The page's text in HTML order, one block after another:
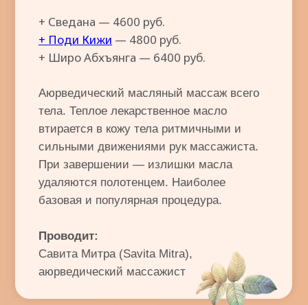
масляного массажа — это бесценная
польза не только для физического, но и
тонкого тела, что подтверждают
традиционные аюрведические тексты.
оздоравливает все системы органов,
прорабатывает разные группы мышц,
расслабляет тело, избавляет разум от
навязчивых мыслей и суеты, помогает
напряжения. Именно поэтому
индийского массажа, она — своего рода
«визитная карточка» Аюрведы.
Абхъянгаобеспечивает хорошую
аюрведический массажист